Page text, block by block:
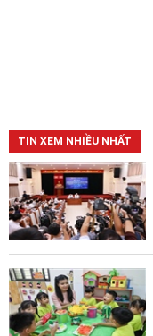
TIN XEM NHIỀU NHẤT